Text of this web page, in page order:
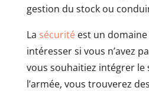
gestion du stock ou
La sécuritéest un
intéresser si vous n’avez
vous souhaitiez intégrer le
l’armée, vous trouverez